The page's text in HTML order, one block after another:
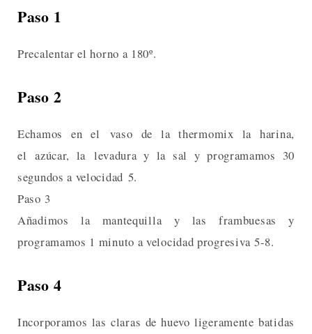
Paso 1
Precalentar el horno a 180º.
Paso 2
Echamos en el vaso de la thermomix la harina,
el azúcar, la levadura y la sal y programamos 30
segundos a velocidad 5.
Paso 3
Añadimos la mantequilla y las frambuesas y
programamos 1 minuto a velocidad progresiva 5-8.
Paso 4
Incorporamos las claras de huevo ligeramente batidas